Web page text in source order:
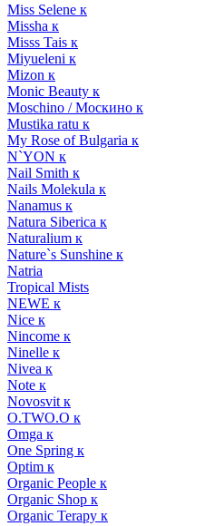
Miss Selene к
Missha к
Misss Tais к
Miyueleni к
Mizon к
Monic Beauty к
Moschino / Москино к
Mustika ratu к
My Rose of Bulgaria к
N`YON к
Nail Smith к
Nails Molekula к
Nanamus к
Natura Siberica к
Naturalium к
Nature`s Sunshine к
Natria
Tropical Mists
NEWE к
Nice к
Nincome к
Ninelle к
Nivea к
Note к
Novosvit к
O.TWO.O к
Omga к
One Spring к
Optim к
Organic People к
Organic Shop к
Organic Terapy к